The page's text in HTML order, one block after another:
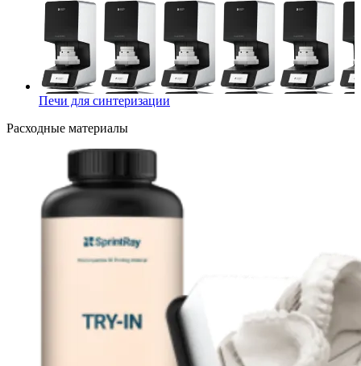
Печи для синтеризации
Расходные материалы